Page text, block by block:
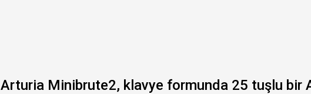
Arturia Minibrute2, klavye formunda 25 tuşlu bir